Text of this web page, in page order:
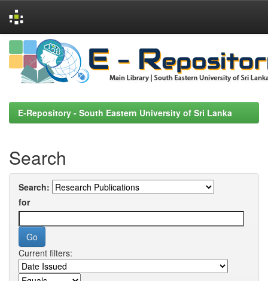
Skip
navigation
E-Repository - South Eastern University of Sri Lanka
Search
Search:
for
Current filters: